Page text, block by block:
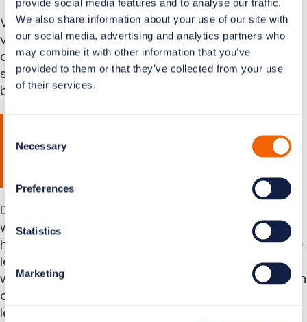
provide social media features and to analyse our traffic.
We also share information about your use of our site with
our social media, advertising and analytics partners who
may combine it with other information that you’ve
provided to them or that they’ve collected from your use
of their services.
Selection
Necessary
Preferences
Statistics
Marketing
Veilig internet op school is niet alleen een kwestie
van technologie, maar ook van cultuur. Wanneer
digitale veiligheid een vast onderdeel is van de
schoolcultuur, leren leerlingen ook buiten de les
bewuster om te gaan met wat ze online doen.
ondersteunen effectief
Digitale tools ondersteunen effectief lesgeven
wanneer ze de leraar helpen om meer zicht te
houden op de klas, leerlingen te begeleiden en de
les beter te structureren. De beste tools zijn die
welke eenvoudig in gebruik zijn en direct bijdragen
aan de lesdoelen, zonder extra administratieve
last te creëren.